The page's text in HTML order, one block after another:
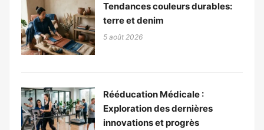
Tendances couleurs durables:
terre et denim
5 août 2026
Rééducation Médicale :
Exploration des dernières
innovations et progrès